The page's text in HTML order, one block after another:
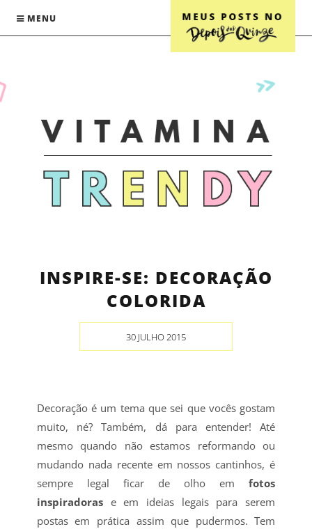
MENU
INSPIRE-SE: DECORAÇÃO
COLORIDA
30 JULHO 2015
Decoração é um tema que sei que vocês gostam
muito, né? Também, dá para entender! Até
mesmo quando não estamos reformando ou
mudando nada recente em nossos cantinhos, é
sempre legal ficar de olho emfotos
inspiradorase em ideias legais para serem
postas em prática assim que pudermos. Tem